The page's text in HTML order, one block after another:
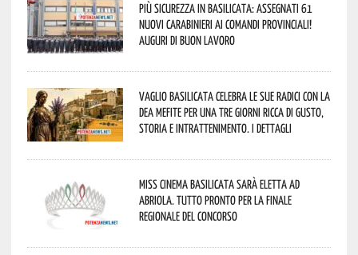
Più sicurezza in Basilicata: assegnati 61
nuovi Carabinieri ai Comandi provinciali!
Auguri di buon lavoro
Vaglio Basilicata celebra le sue radici con la
Dea Mefite per una tre giorni ricca di gusto,
storia e intrattenimento. I dettagli
Miss Cinema Basilicata sarà eletta ad
Abriola. Tutto pronto per la finale
regionale del concorso